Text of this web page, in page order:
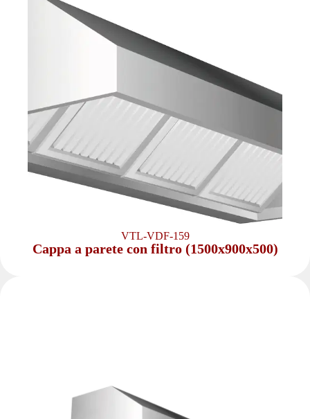
VTL-VDF-159
Cappa a parete con filtro (1500x900x500)